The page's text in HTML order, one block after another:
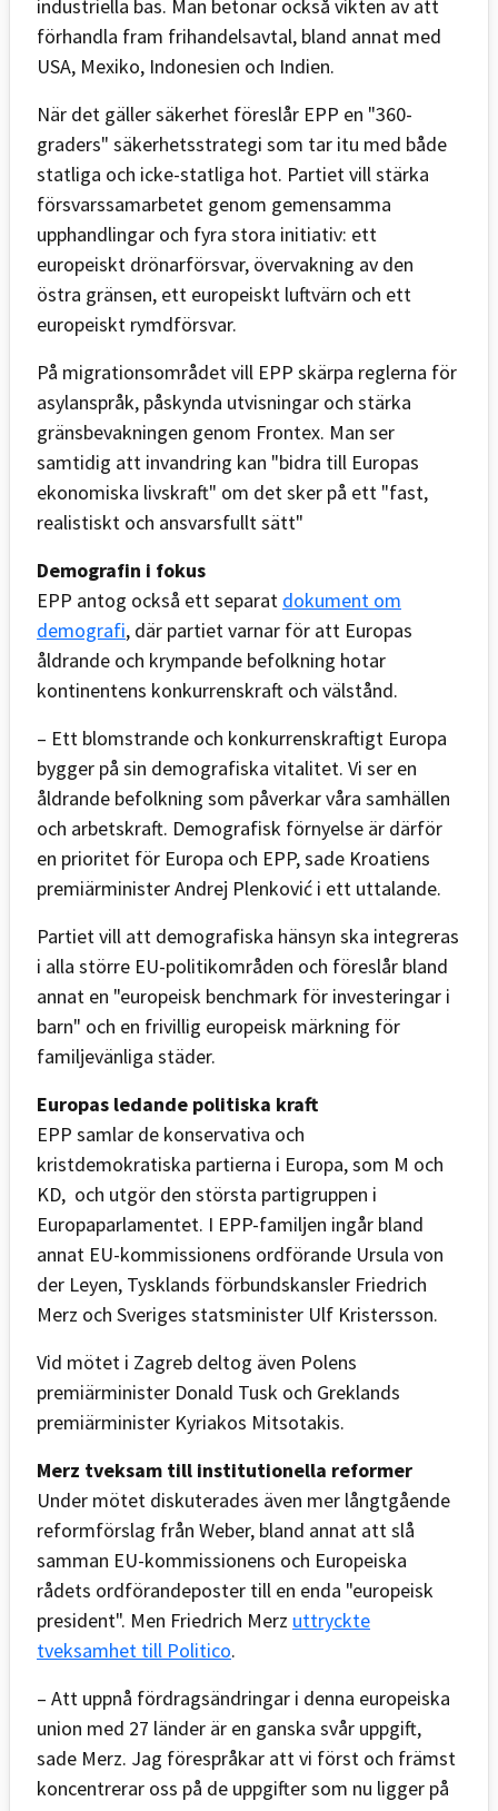
industriella bas. Man betonar också vikten av att
förhandla fram frihandelsavtal, bland annat med
USA, Mexiko, Indonesien och Indien.
När det gäller säkerhet föreslår EPP en "360-
graders" säkerhetsstrategi som tar itu med både
statliga och icke-statliga hot. Partiet vill stärka
försvarssamarbetet genom gemensamma
upphandlingar och fyra stora initiativ: ett
europeiskt drönarförsvar, övervakning av den
östra gränsen, ett europeiskt luftvärn och ett
europeiskt rymdförsvar.
På migrationsområdet vill EPP skärpa reglerna för
asylanspråk, påskynda utvisningar och stärka
gränsbevakningen genom Frontex. Man ser
samtidig att invandring kan "bidra till Europas
ekonomiska livskraft" om det sker på ett "fast,
realistiskt och ansvarsfullt sätt"
Demografin i fokus
EPP antog också ett separat dokument om
demografi, där partiet varnar för att Europas
åldrande och krympande befolkning hotar
kontinentens konkurrenskraft och välstånd.
– Ett blomstrande och konkurrenskraftigt Europa
bygger på sin demografiska vitalitet. Vi ser en
åldrande befolkning som påverkar våra samhällen
och arbetskraft. Demografisk förnyelse är därför
en prioritet för Europa och EPP, sade Kroatiens
premiärminister Andrej Plenković i ett uttalande.
Partiet vill att demografiska hänsyn ska integreras
i alla större EU-politikområden och föreslår bland
annat en "europeisk benchmark för investeringar i
barn" och en frivillig europeisk märkning för
familjevänliga städer.
Europas ledande politiska kraft
EPP samlar de konservativa och
kristdemokratiska partierna i Europa, som M och
KD, och utgör den största partigruppen i
Europaparlamentet. I EPP-familjen ingår bland
annat EU-kommissionens ordförande Ursula von
der Leyen, Tysklands förbundskansler Friedrich
Merz och Sveriges statsminister Ulf Kristersson.
Vid mötet i Zagreb deltog även Polens
premiärminister Donald Tusk och Greklands
premiärminister Kyriakos Mitsotakis.
Merz tveksam till institutionella reformer
Under mötet diskuterades även mer långtgående
reformförslag från Weber, bland annat att slå
samman EU-kommissionens och Europeiska
rådets ordförandeposter till en enda "europeisk
president". Men Friedrich Merz uttryckte
tveksamhet till Politico.
– Att uppnå fördragsändringar i denna europeiska
union med 27 länder är en ganska svår uppgift,
sade Merz. Jag förespråkar att vi först och främst
koncentrerar oss på de uppgifter som nu ligger på